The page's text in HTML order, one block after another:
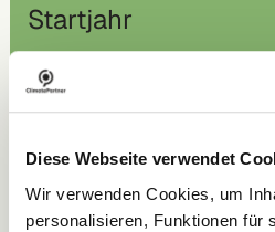
Diese Webseite verwendet
Wir verwenden Cookies, um
personalisieren, Funktionen für
Startjahr
der
1.300+
Kunden